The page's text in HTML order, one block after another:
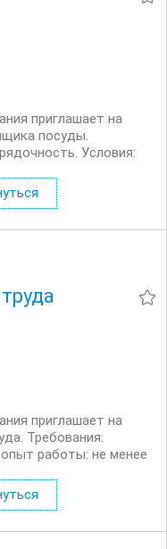
приглашает на
посуды.
Условия:
НДФЛ, бесплатное...
приглашает на
Требования:
работы: не менее
отпуска...